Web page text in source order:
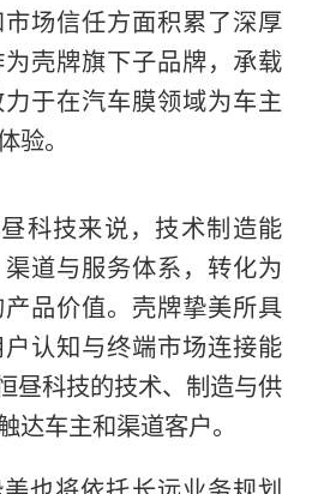
场信任方面积累了深厚
壳牌旗下子品牌，承载
于在汽车膜领域为车主
验。
科技来说，技术制造能
道与服务体系，转化为
品价值。壳牌挚美所具
认知与终端市场连接能
昼科技的技术、制造与供
达车主和渠道客户。